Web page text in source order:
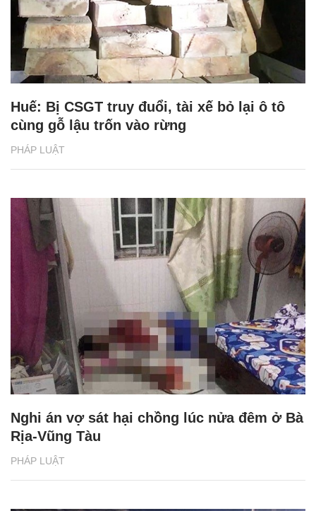
PHÁP LUẬT
Huế: Bị CSGT truy đuổi, tài xế bỏ lại ô tô
cùng gỗ lậu trốn vào rừng
PHÁP LUẬT
Nghi án vợ sát hại chồng lúc nửa đêm ở Bà
Rịa-Vũng Tàu